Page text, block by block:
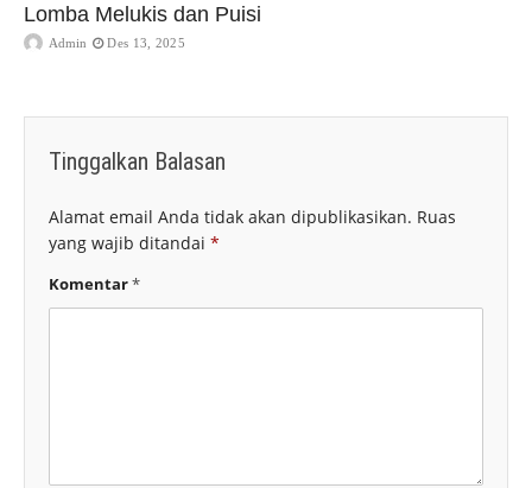
Lomba Melukis dan Puisi
Admin Des 13, 2025
Tinggalkan Balasan
Alamat email Anda tidak akan dipublikasikan. Ruas
yang wajib ditandai *
Komentar*